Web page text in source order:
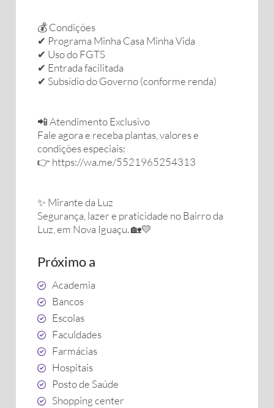
💰 Condições
✔ Programa Minha Casa Minha Vida
✔ Uso do FGTS
✔ Entrada facilitada
✔ Subsídio do Governo (conforme renda)
📲 Atendimento Exclusivo
Fale agora e receba plantas, valores e
condições especiais:
👉 https://wa.me/5521965254313
✨ Mirante da Luz
Segurança, lazer e praticidade no Bairro da
Luz, em Nova Iguaçu. 🏡💛
Próximo a
Academia
Bancos
Escolas
Faculdades
Farmácias
Hospitais
Posto de Saúde
Shopping center